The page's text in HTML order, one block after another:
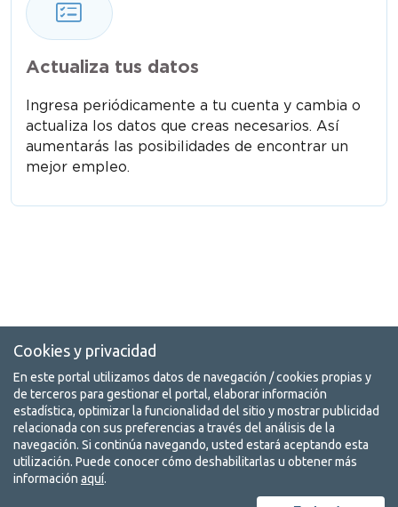
Actualiza tus datos
Ingresa periódicamente a tu cuenta y cambia o
actualiza los datos que creas necesarios. Así
aumentarás las posibilidades de encontrar un
mejor empleo.
Cookies y privacidad
En este portal utilizamos datos de navegación / cookies propias y
de terceros para gestionar el portal, elaborar información
estadística, optimizar la funcionalidad del sitio y mostrar publicidad
relacionada con sus preferencias a través del análisis de la
navegación. Si continúa navegando, usted estará aceptando esta
utilización. Puede conocer cómo deshabilitarlas u obtener más
información aquí.